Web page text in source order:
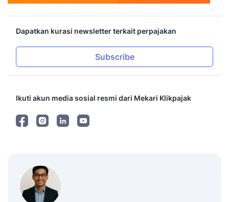
Dapatkan kurasi newsletter terkait perpajakan
Subscribe
Ikuti akun media sosial resmi dari Mekari Klikpajak